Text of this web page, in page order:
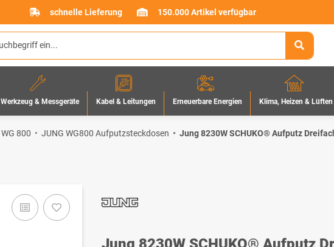
schnelle Lieferung 150.000 Artikel verfügbar
Werkzeug & Messgeräte Kabel & Leitungen Erneuerbare Energien Klima, Heizen & Lüften
WG 800 JUNG WG800 Aufputzsteckdosen Jung 8230W SCHUKO® Aufputz